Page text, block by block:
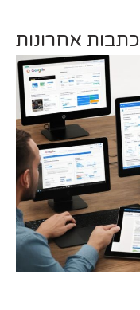
כתבות אחרונות